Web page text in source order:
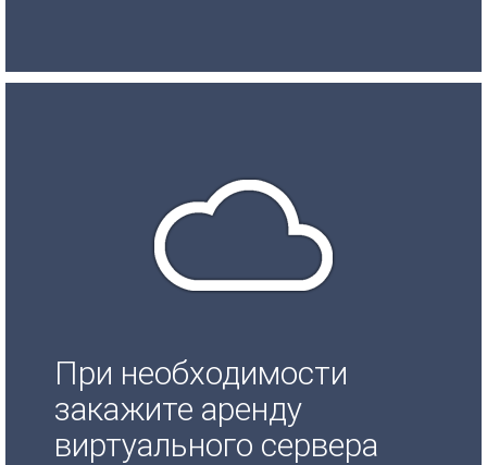
При необходимости
закажите аренду
виртуального сервера